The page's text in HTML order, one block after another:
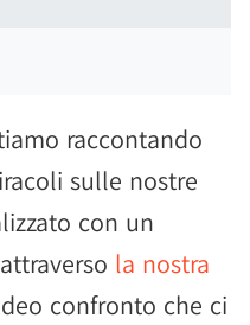
raccontando
sulle nostre
con un
la nostra
confronto che ci